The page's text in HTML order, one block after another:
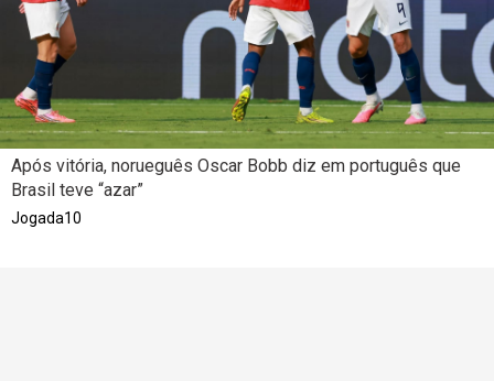
Após vitória, norueguês Oscar Bobb diz em português que
Brasil teve “azar”
Jogada10